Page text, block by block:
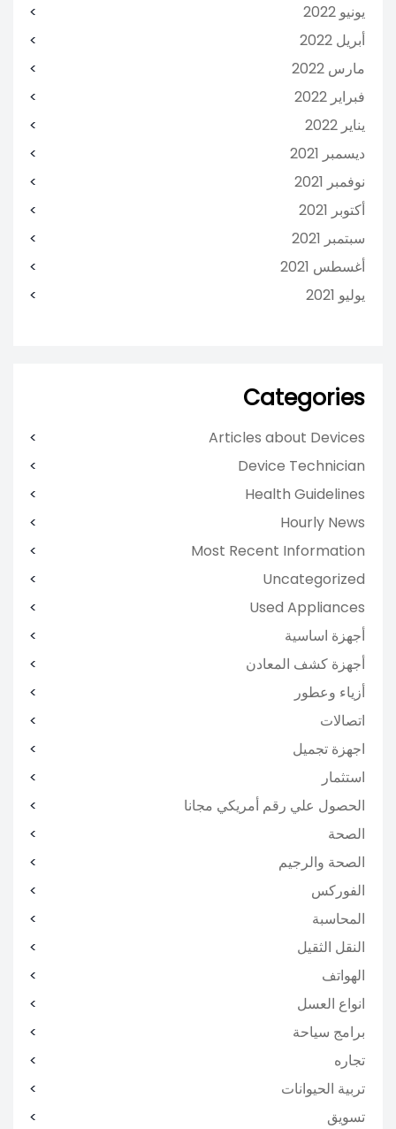
يونيو 2022
أبريل 2022
مارس 2022
فبراير 2022
يناير 2022
ديسمبر 2021
نوفمبر 2021
أكتوبر 2021
سبتمبر 2021
أغسطس 2021
يوليو 2021
Categories
Articles about Devices
Device Technician
Health Guidelines
Hourly News
Most Recent Information
Uncategorized
Used Appliances
أجهزة اساسية
أجهزة كشف المعادن
أزياء وعطور
اتصالات
اجهزة تجميل
استثمار
الحصول علي رقم أمريكي مجانا
الصحة
الصحة والرجيم
الفوركس
المحاسبة
النقل الثقيل
الهواتف
انواع العسل
برامج سياحة
تجاره
تربية الحيوانات
تسويق